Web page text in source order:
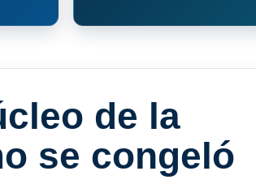
de la
se congeló